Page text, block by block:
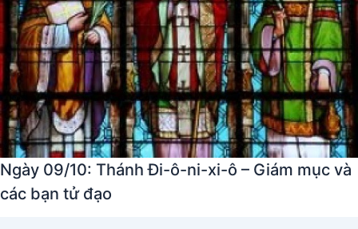
Ngày 09/10: Thánh Đi-ô-ni-xi-ô – Giám mục và
các bạn tử đạo